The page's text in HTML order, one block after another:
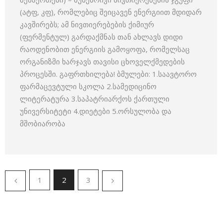
(ატფ, კფ), რომლებიც შეიცავენ ენერგიით მდიდარ
კავშირებს; ამ ნივთიერებების ქიმიურ
(ფერმენტულ) გარდაქმნას თან ახლავს დიდი
რაოდენობით ენერგიის გამოყოფა, რომელსაც
ორგანიზმი ხარჯავს თავისი ცხოველქმედების
პროცესში. გაფრთხილება! ბმულები: 1.საავტორო
ფარმაცევტული სკოლა 2.სამედიცინო
ლიტერატურა 3.საპატრიარქოს ქართული
უნივერსიტეტი 4.დიეტები 5.ორსულობა და
მშობიარობა
1 2 3